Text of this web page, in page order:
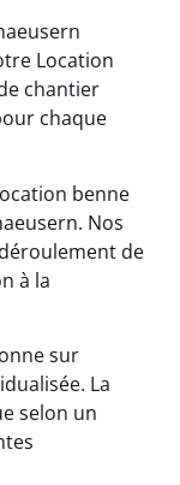
Location
chantier
chaque
benne
Nos
de
à la
sur
La
selon un